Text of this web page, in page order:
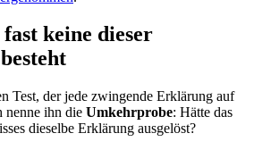
keine dieser
Test, der jede zwingende Erklärung auf
nenne ihn die Umkehrprobe: Hätte das
dieselbe Erklärung ausgelöst?